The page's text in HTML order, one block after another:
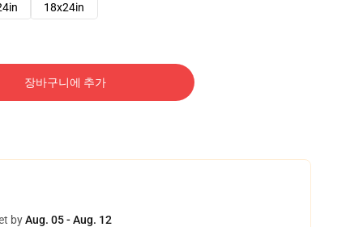
18x24in
장바구니에 추가
byAug. 05 - Aug. 12